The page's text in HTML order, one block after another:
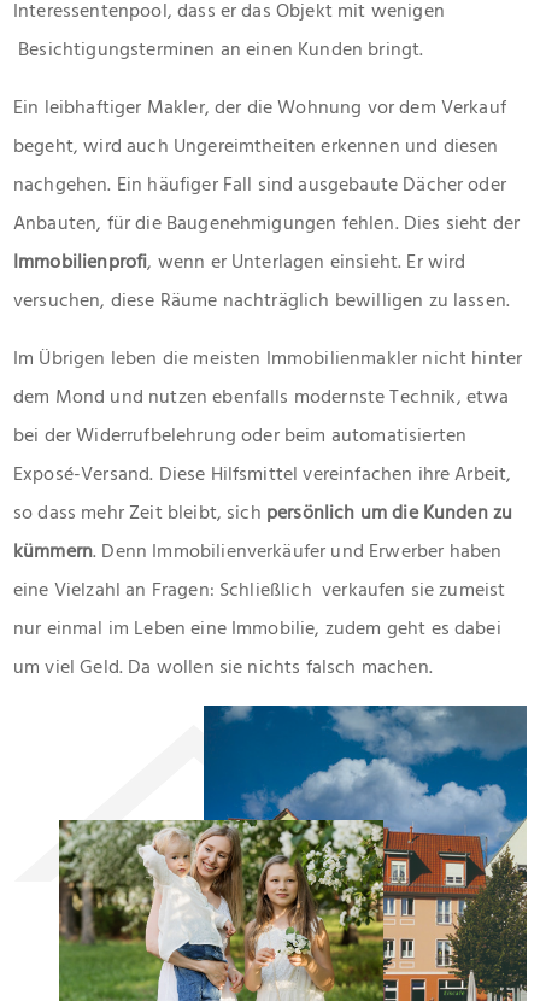
Interessentenpool, dass er das Objekt mit wenigen
Besichtigungsterminen an einen Kunden bringt.
Ein leibhaftiger Makler, der die Wohnung vor dem Verkauf
begeht, wird auch Ungereimtheiten erkennen und diesen
nachgehen. Ein häufiger Fall sind ausgebaute Dächer oder
Anbauten, für die Baugenehmigungen fehlen. Dies sieht der
Immobilienprofi, wenn er Unterlagen einsieht. Er wird
versuchen, diese Räume nachträglich bewilligen zu lassen.
Im Übrigen leben die meisten Immobilienmakler nicht hinter
dem Mond und nutzen ebenfalls modernste Technik, etwa
bei der Widerrufbelehrung oder beim automatisierten
Exposé-Versand. Diese Hilfsmittel vereinfachen ihre Arbeit,
so dass mehr Zeit bleibt, sich persönlich um die Kunden zu
kümmern. Denn Immobilienverkäufer und Erwerber haben
eine Vielzahl an Fragen: Schließlich verkaufen sie zumeist
nur einmal im Leben eine Immobilie, zudem geht es dabei
um viel Geld. Da wollen sie nichts falsch machen.